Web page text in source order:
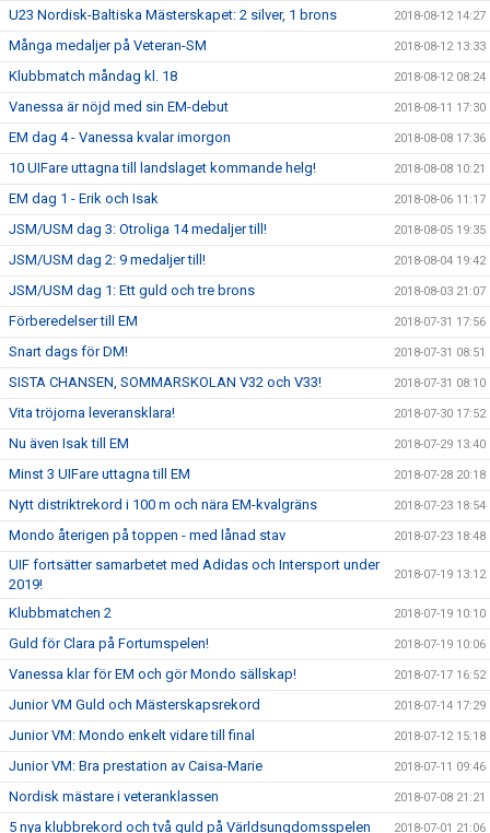
U23 Nordisk-Baltiska Mästerskapet: 2 silver, 1 brons 2018-08-12 14:27
Många medaljer på Veteran-SM 2018-08-12 13:33
Klubbmatch måndag kl. 18 2018-08-12 08:24
Vanessa är nöjd med sin EM-debut 2018-08-11 17:30
EM dag 4 - Vanessa kvalar imorgon 2018-08-08 17:36
10 UIFare uttagna till landslaget kommande helg! 2018-08-08 10:21
EM dag 1 - Erik och Isak 2018-08-06 11:17
JSM/USM dag 3: Otroliga 14 medaljer till! 2018-08-05 19:35
JSM/USM dag 2: 9 medaljer till! 2018-08-04 19:42
JSM/USM dag 1: Ett guld och tre brons 2018-08-03 21:07
Förberedelser till EM 2018-07-31 17:56
Snart dags för DM! 2018-07-31 08:51
SISTA CHANSEN, SOMMARSKOLAN V32 och V33! 2018-07-31 08:10
Vita tröjorna leveransklara! 2018-07-30 17:52
Nu även Isak till EM 2018-07-29 13:40
Minst 3 UIFare uttagna till EM 2018-07-28 20:18
Nytt distriktrekord i 100 m och nära EM-kvalgräns 2018-07-23 18:54
Mondo återigen på toppen - med lånad stav 2018-07-23 18:48
UIF fortsätter samarbetet med Adidas och Intersport under
2019!
2018-07-19 13:12
Klubbmatchen 2 2018-07-19 10:10
Guld för Clara på Fortumspelen! 2018-07-19 10:06
Vanessa klar för EM och gör Mondo sällskap! 2018-07-17 16:52
Junior VM Guld och Mästerskapsrekord 2018-07-14 17:29
Junior VM: Mondo enkelt vidare till final 2018-07-12 15:18
Junior VM: Bra prestation av Caisa-Marie 2018-07-11 09:46
Nordisk mästare i veteranklassen 2018-07-08 21:21
5 nya klubbrekord och två guld på Världsungdomsspelen 2018-07-01 21:06